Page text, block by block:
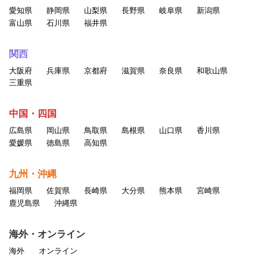
愛知県 静岡県 山梨県 長野県 岐阜県
新潟県
富山県
石川県 福井県
関西
大阪府 兵庫県 京都府 滋賀県 奈良県
和歌山県
三重県
中国・四国
広島県 岡山県 鳥取県 島根県 山口県
香川県
愛媛県
徳島県 高知県
九州・沖縄
福岡県 佐賀県 長崎県 大分県 熊本県
宮崎県
鹿児島県
沖縄県
海外・オンライン
海外 オンライン